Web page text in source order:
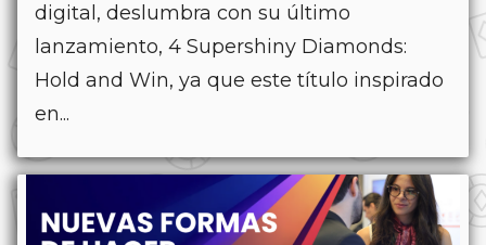
digital, deslumbra con su último
lanzamiento, 4 Supershiny Diamonds:
Hold and Win, ya que este título inspirado
en...